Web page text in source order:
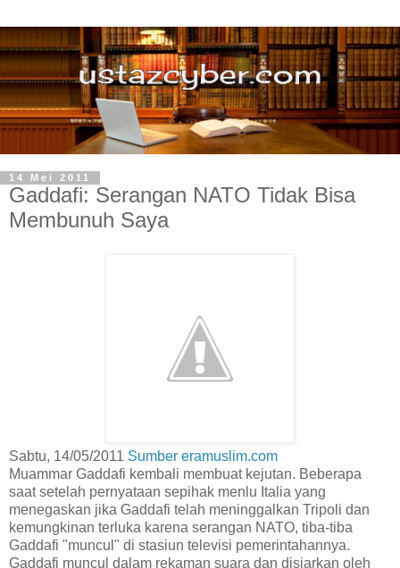
14 Mei 2011
Gaddafi: Serangan NATO Tidak Bisa
Membunuh Saya
Sabtu, 14/05/2011 Sumber eramuslim.com
Muammar Gaddafi kembali membuat kejutan. Beberapa
saat setelah pernyataan sepihak menlu Italia yang
menegaskan jika Gaddafi telah meninggalkan Tripoli dan
kemungkinan terluka karena serangan NATO, tiba-tiba
Gaddafi "muncul" di stasiun televisi pemerintahannya.
Gaddafi muncul dalam rekaman suara dan disiarkan oleh